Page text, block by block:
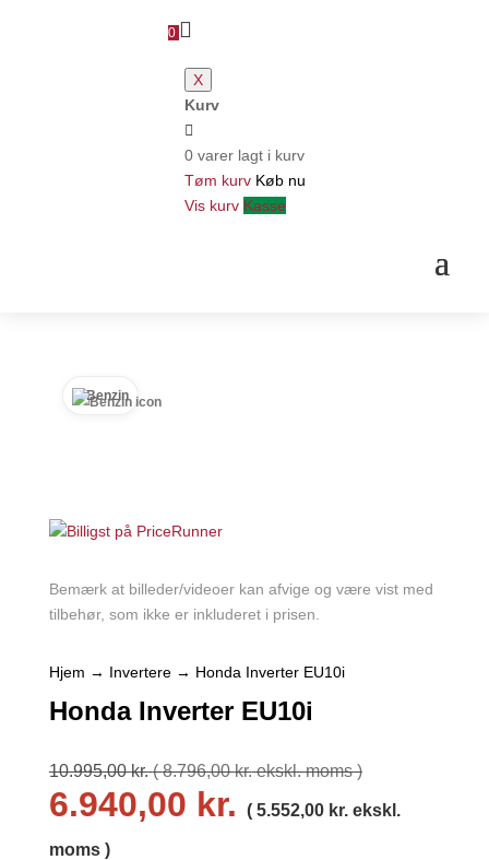
0
X
Kurv

0 varer lagt i kurv
Tøm kurv Køb nu
Vis kurv Kasse
Benzin
Bemærk at billeder/videoer kan afvige og være vist med
tilbehør, som ikke er inkluderet i prisen.
Hjem → Invertere→ Honda Inverter EU10i
Honda Inverter EU10i
10.995,00kr. (8.796,00kr.ekskl. moms )
6.940,00 kr. ( 5.552,00 kr.ekskl.
moms )